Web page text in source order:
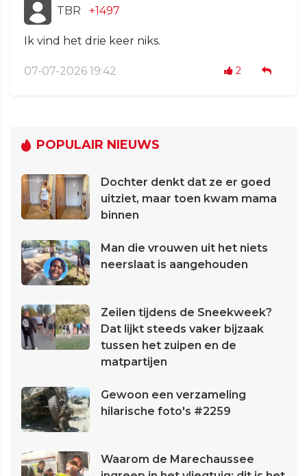
TBR +1497
Ik vind het drie keer niks.
07-07-2026 19:42 2
POPULAIR NIEUWS
Dochter denkt dat ze er goed
uitziet, maar toen kwam mama
binnen
Man die vrouwen uit het niets
neerslaat is aangehouden
Zeilen tijdens de Sneekweek?
Dat lijkt steeds vaker bijzaak
tussen het zuipen en de
matpartijen
Gewoon een verzameling
hilarische foto's #2259
Waarom de Marechaussee